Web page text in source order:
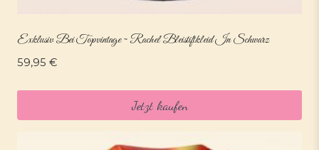
Exklusiv Bei Topvintage ~ Rachel Bleistiftkleid In Schwarz
59,95 €
Jetzt kaufen